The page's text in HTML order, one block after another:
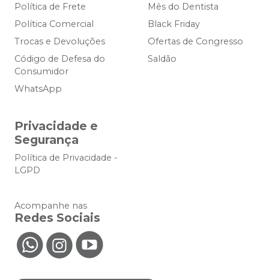
Política de Frete
Política Comercial
Trocas e Devoluções
Código de Defesa do
Consumidor
WhatsApp
Mês do Dentista
Black Friday
Ofertas de Congresso
Saldão
Privacidade e
Segurança
Política de Privacidade -
LGPD
Acompanhe nas
Redes Sociais